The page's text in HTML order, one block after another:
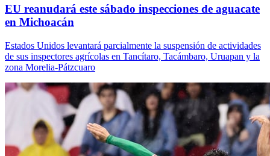
EU reanudará este sábado inspecciones de aguacate
en Michoacán
Estados Unidos levantará parcialmente la suspensión de actividades
de sus inspectores agrícolas en Tancítaro, Tacámbaro, Uruapan y la
zona Morelia-Pátzcuaro